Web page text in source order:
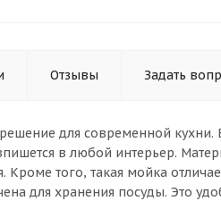
Отзывы Задать
для современной
в любой интерьер.
Кроме того, такая мойка
для хранения посуды. Это